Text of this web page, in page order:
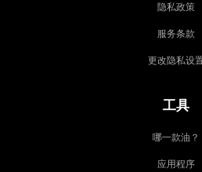
隐私政策
服务条款
更改隐私设
工具
哪一款油？
应用程序